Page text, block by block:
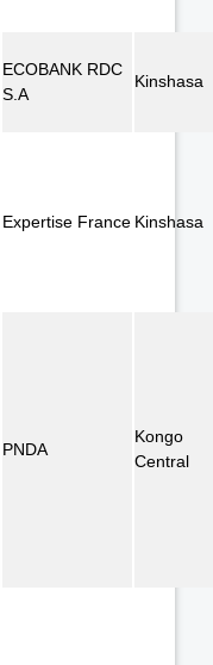
ECOBANK RDC
S.A
Kinshasa
Expertise France Kinshasa
PNDA
Kongo
Central